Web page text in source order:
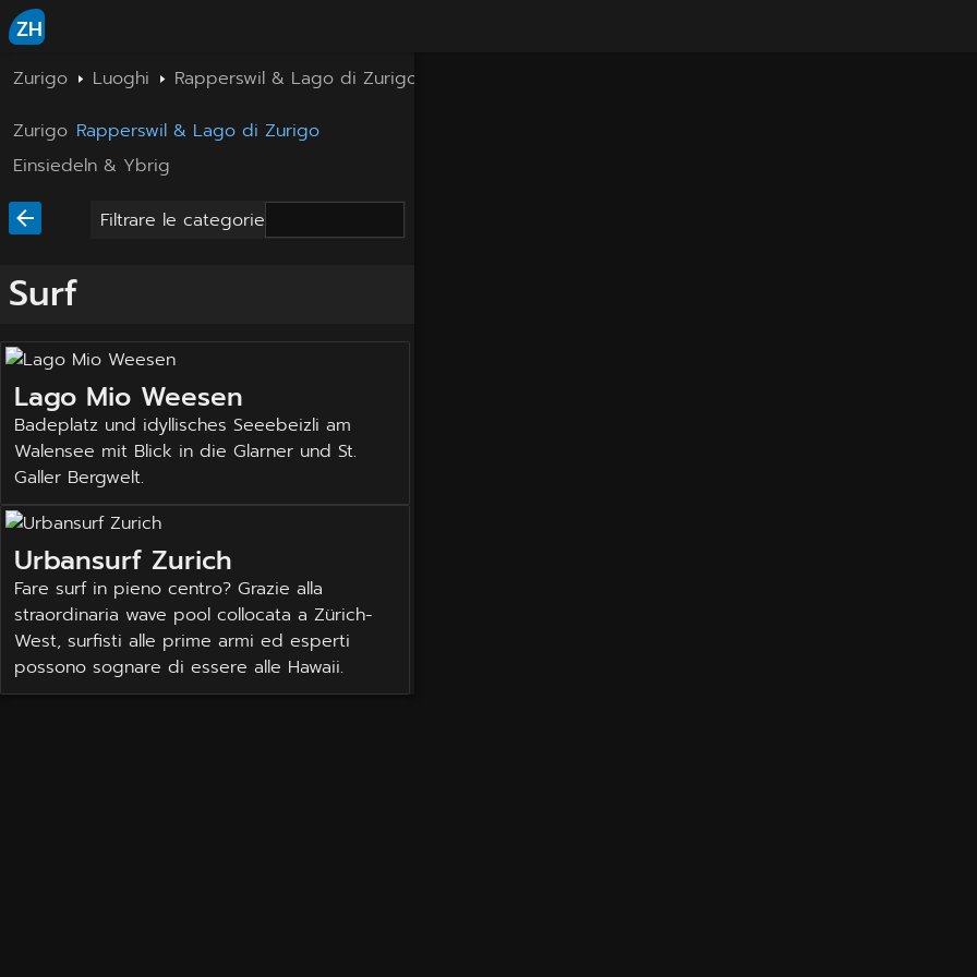
ZH
Zurigo Luoghi Rapperswil & Lago di Zurigo
Zurigo Rapperswil & Lago di Zurigo
Einsiedeln & Ybrig
Filtrare le categorie
Surf
Lago Mio Weesen
Badeplatz und idyllisches Seeebeizli am
Walensee mit Blick in die Glarner und St.
Galler Bergwelt.
Urbansurf Zurich
Fare surf in pieno centro? Grazie alla
straordinaria wave pool collocata a Zürich-
West, surfisti alle prime armi ed esperti
possono sognare di essere alle Hawaii.